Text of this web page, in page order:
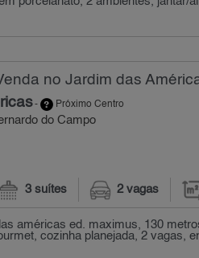
no Jardim das
- Próximo Centro
do Campo
3 suítes 2 vagas
américas ed. maximus, 130
cozinha planejada, 2 vagas,